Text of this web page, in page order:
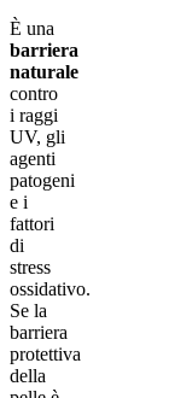
È una
barriera
naturale
contro
i raggi
UV, gli
agenti
patogeni
e i
fattori
di
stress
ossidativo.
Se la
barriera
protettiva
della